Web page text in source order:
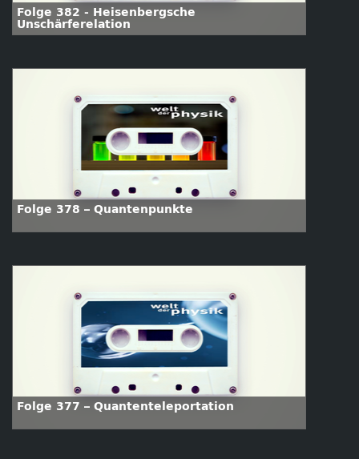
Folge 382 - Heisenbergsche
Unschärferelation
Folge 378 – Quantenpunkte
Folge 377 – Quantenteleportation